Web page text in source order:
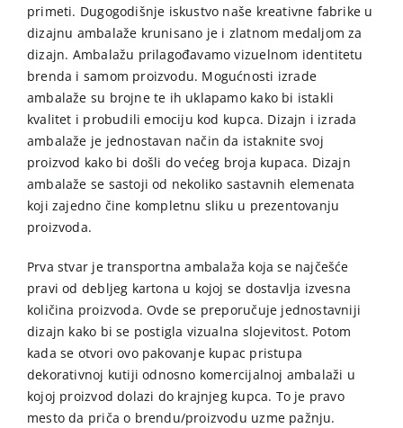
primeti. Dugogodišnje iskustvo naše kreativne fabrike u
dizajnu ambalaže krunisano je i zlatnom medaljom za
dizajn. Ambalažu prilagođavamo vizuelnom identitetu
brenda i samom proizvodu. Mogućnosti izrade
ambalaže su brojne te ih uklapamo kako bi istakli
kvalitet i probudili emociju kod kupca. Dizajn i izrada
ambalaže je jednostavan način da istaknite svoj
proizvod kako bi došli do većeg broja kupaca. Dizajn
ambalaže se sastoji od nekoliko sastavnih elemenata
koji zajedno čine kompletnu sliku u prezentovanju
proizvoda.
Prva stvar je transportna ambalaža koja se najčešće
pravi od debljeg kartona u kojoj se dostavlja izvesna
količina proizvoda. Ovde se preporučuje jednostavniji
dizajn kako bi se postigla vizualna slojevitost. Potom
kada se otvori ovo pakovanje kupac pristupa
dekorativnoj kutiji odnosno komercijalnoj ambalaži u
kojoj proizvod dolazi do krajnjeg kupca. To je pravo
mesto da priča o brendu/proizvodu uzme pažnju.